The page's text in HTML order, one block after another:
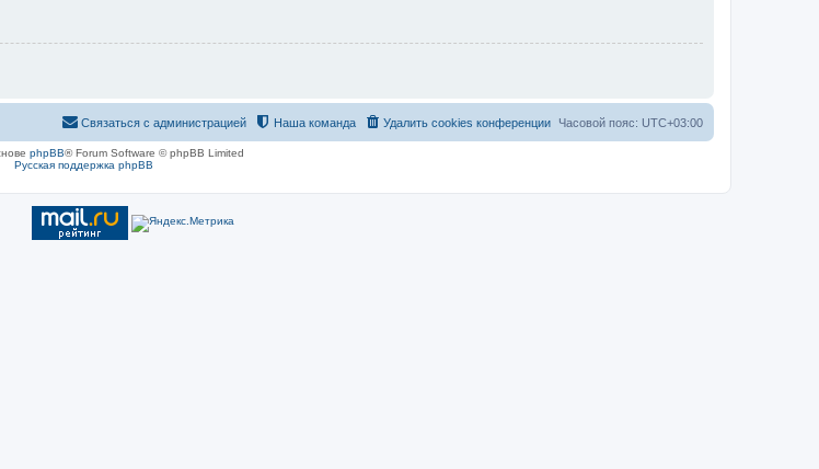
Часовой пояс: UTC+03:00
Удалить cookies конференции
Наша команда
Связаться с администрацией
phpBB® Forum Software © phpBB Limited
Русская поддержка phpBB